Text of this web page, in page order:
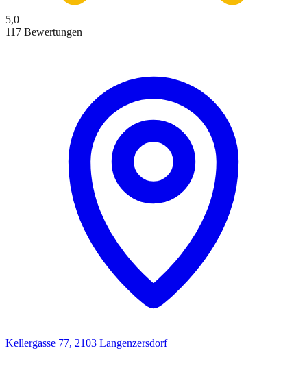
5,0
117 Bewertungen
Kellergasse 77, 2103 Langenzersdorf